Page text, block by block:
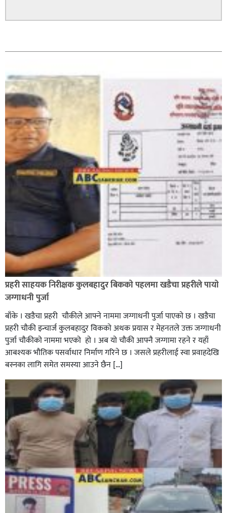
भिक्षा मागेर कारमा घुम्ने बाबाहरूलाई दाङ प्रहरीले पक्राउ,भारत
फर्कने सर्तमा रिहा,
रौतहटमा १२ हजार लिटर पेट्रोल बोकेको ट्यांकर दुर्घटनापछि
आगलागी सडक अबरुद्ध,
घोराहीको समृद्धिका लागि वडा–वडामा विशेष अभियान सञ्चालन
हुने,
प्रहरी साहयक निरीक्षक कुलबहादुर बिककाे पहलमा खडैचा प्रहरीले पायाे
जग्गाधनी पुर्जा
बाँके । खडैचा प्रहरी चाैकीले आफ्ने नाममा जग्गाधनी पुर्जा पाएकाे छ । खडैचा
प्रहरी चाैकी इन्चार्ज कुलबहादुर विककाे अथक प्रयास र मेहनतले उक्त जग्गाधनी
पुर्जा चाैकीकाे नाममा भएको हाे । अब याे चाैकी आफ्नै जग्गामा रहने र यहाँ
आबश्यक भाैतिक पसर्वाधार निर्माण गरिने छ । जसले प्रहरीलाई स्वा प्रवाहदेखि
बस्नका लागि समेत समस्या आउने छैन […]